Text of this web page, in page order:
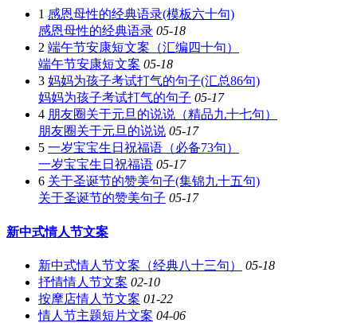
1 感恩母性的经典语录(模板六十句)
感恩母性的经典语录 05-18
2 端午节安康短文案（汇编四十句）
端午节安康短文案 05-18
3 妈妈为孩子考试打气的句子(汇总86句)
妈妈为孩子考试打气的句子 05-17
4 朋友圈关于元旦的说说（精品九十七句）
朋友圈关于元旦的说说 05-17
5 一岁宝宝生日祝福语（必备73句）
一岁宝宝生日祝福语 05-17
6 关于圣诞节的赞美句子(集锦九十五句)
关于圣诞节的赞美句子 05-17
新中式情人节文案
新中式情人节文案（经典八十三句）
05-18
抒情情人节文案 02-10
按摩店情人节文案 01-22
情人节主题短片文案 04-06